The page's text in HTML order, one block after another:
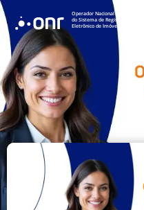
Operador Nacional
do Sistema de Registro
Eletrônico de Imóveis